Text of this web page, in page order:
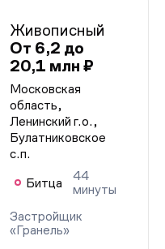
Живописный
От 6,2 до
20,1 млн ₽
Московская
область,
Ленинский г.о.,
Булатниковское
с.п.
Битца
44
минуты
Застройщик
«Гранель»